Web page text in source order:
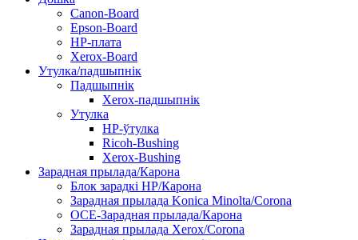
Canon-Board
Epson-Board
HP-плата
Xerox-Board
Утулка/падшыпнік
Падшыпнік
Xerox-падшыпнік
Утулка
HP-ўтулка
Ricoh-Bushing
Xerox-Bushing
Зарадная прылада/Карона
Блок зарадкі HP/Карона
Зарадная прылада Konica Minolta/Corona
OCE-Зарадная прылада/Карона
Зарадная прылада Xerox/Corona